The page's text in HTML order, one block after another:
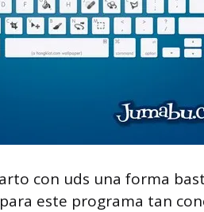
con uds una forma
este programa tan